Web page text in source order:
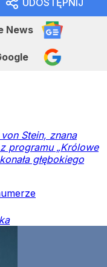
UDOSTĘPNIJ
News
Stein, znana
programu „Królowe
głębokiego